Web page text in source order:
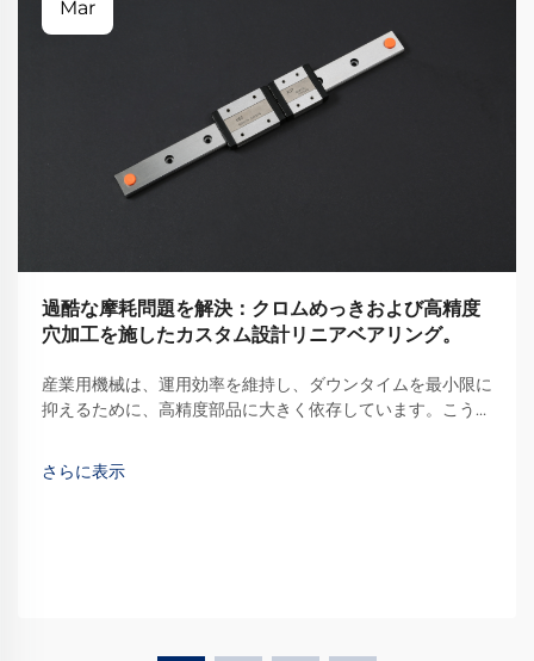
Mar
過酷な摩耗問題を解決：クロムめっきおよび高精度
穴加工を施したカスタム設計リニアベアリング。
産業用機械は、運用効率を維持し、ダウンタイムを最小限に
抑えるために、高精度部品に大きく依存しています。こうし
された直線運動を実現する基本要素です…
さらに表示